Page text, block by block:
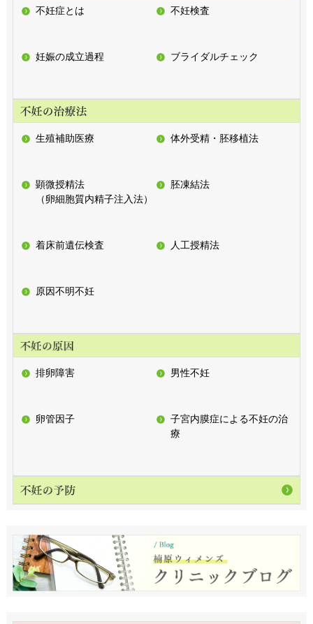
不妊症とは 不妊検査
妊娠の成立過程 ブライダルチェック
生殖補助医療 体外受精・胚移植法
顕微授精法
（卵細胞質内精子注入法）
胚凍結法
着床前遺伝検査 人工授精法
原因不明不妊
排卵障害 男性不妊
卵管因子
子宮内膜症による不妊の治
療